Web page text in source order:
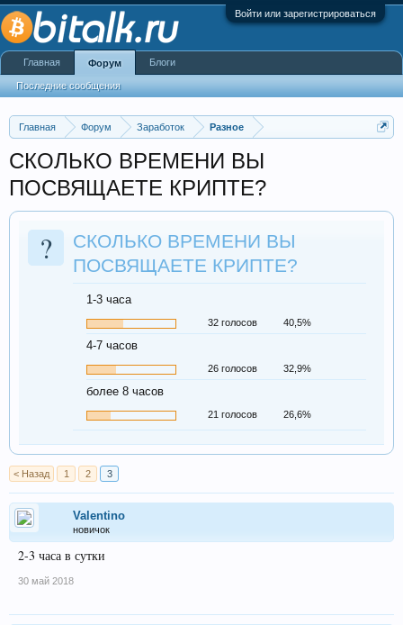
Войти или зарегистрироваться
Главная Форум Заработок Разное
СКОЛЬКО ВРЕМЕНИ ВЫ
ПОСВЯЩАЕТЕ КРИПТЕ?
?
СКОЛЬКО ВРЕМЕНИ ВЫ
ПОСВЯЩАЕТЕ КРИПТЕ?
1-3 часа
32 голосов 40,5%
4-7 часов
26 голосов 32,9%
более 8 часов
21 голосов 26,6%
< Назад 1 2 3
Valentino
новичок
2-3 часа в сутки
30 май 2018
Главная Форум
Последние сообщения
Блоги